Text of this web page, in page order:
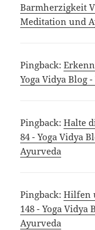
Barmherzigkeit
Meditation und
Pingback:
Yoga Vidya Blog
Pingback:Halte
84 - Yoga Vidya
Ayurveda
Pingback:Hilfen
148 - Yoga Vidya
Ayurveda